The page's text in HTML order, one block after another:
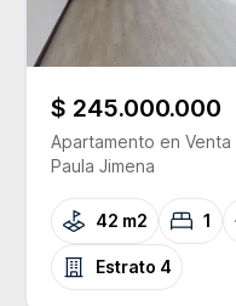
$ 245.000.000
Apartamento en Venta
Paula Jimena
42 m2 1
Estrato 4